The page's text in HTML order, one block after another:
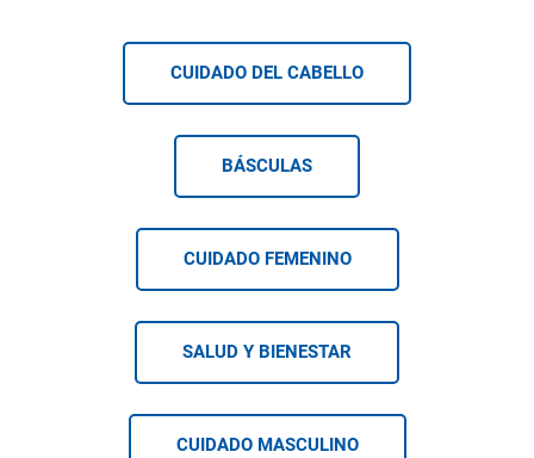
CUIDADO DEL CABELLO
BÁSCULAS
CUIDADO FEMENINO
SALUD Y BIENESTAR
CUIDADO MASCULINO